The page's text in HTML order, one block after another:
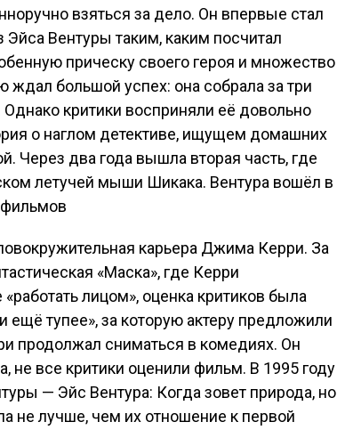
взяться за дело. Он впервые стал
Вентуры таким, каким посчитал
прическу своего героя и множество
большой успех: она собрала за три
критики восприняли её довольно
о наглом детективе, ищущем домашних
Через два года вышла вторая часть, где
летучей мыши Шикака. Вентура вошёл в
карьера Джима Керри. За
«Маска», где Керри
лицом», оценка критиков была
ещё тупее», за которую актеру предложили
продолжал сниматься в комедиях. Он
не все критики оценили фильм. В 1995 году
— Эйс Вентура: Когда зовет природа, но
не лучше, чем их отношение к первой